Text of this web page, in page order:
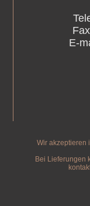
E-
Wir akzeptieren
Bei Lieferungen